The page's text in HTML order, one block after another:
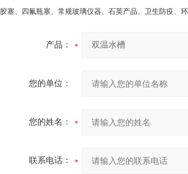
胶塞、四氟瓶塞、常规玻璃仪器、石英产品、卫生防疫、
产品：
您的单位：
您的姓名：
联系电话：